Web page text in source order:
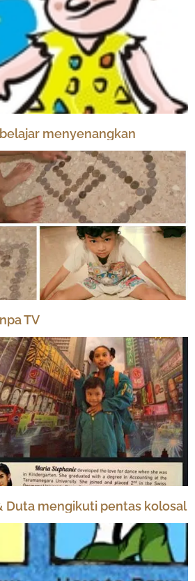
menyenangkan
TV
Duta mengikuti pentas kolosal